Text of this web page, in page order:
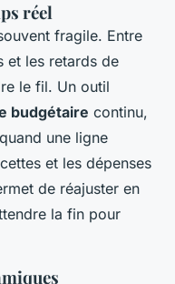
réel
fragile. Entre
et les retards de
le fil. Un outil
budgétaire continu,
une ligne
et les dépenses
de réajuster en
la fin pour